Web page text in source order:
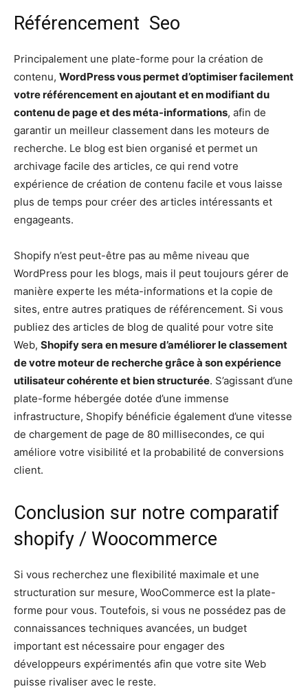
Référencement Seo
Principalement une plate-forme pour la création de
contenu, WordPress vous permet d’optimiser facilement
votre référencement en ajoutant et en modifiant du
contenu de page et des méta-informations, afin de
garantir un meilleur classement dans les moteurs de
recherche. Le blog est bien organisé et permet un
archivage facile des articles, ce qui rend votre
expérience de création de contenu facile et vous laisse
plus de temps pour créer des articles intéressants et
engageants.
Shopify n’est peut-être pas au même niveau que
WordPress pour les blogs, mais il peut toujours gérer de
manière experte les méta-informations et la copie de
sites, entre autres pratiques de référencement. Si vous
publiez des articles de blog de qualité pour votre site
Web, Shopify sera en mesure d’améliorer le classement
de votre moteur de recherche grâce à son expérience
utilisateur cohérente et bien structurée. S’agissant d’une
plate-forme hébergée dotée d’une immense
infrastructure, Shopify bénéficie également d’une vitesse
de chargement de page de 80 millisecondes, ce qui
améliore votre visibilité et la probabilité de conversions
client.
Conclusion sur notre comparatif
shopify / Woocommerce
Si vous recherchez une flexibilité maximale et une
structuration sur mesure, WooCommerce est la plate-
forme pour vous. Toutefois, si vous ne possédez pas de
connaissances techniques avancées, un budget
important est nécessaire pour engager des
développeurs expérimentés afin que votre site Web
puisse rivaliser avec le reste.